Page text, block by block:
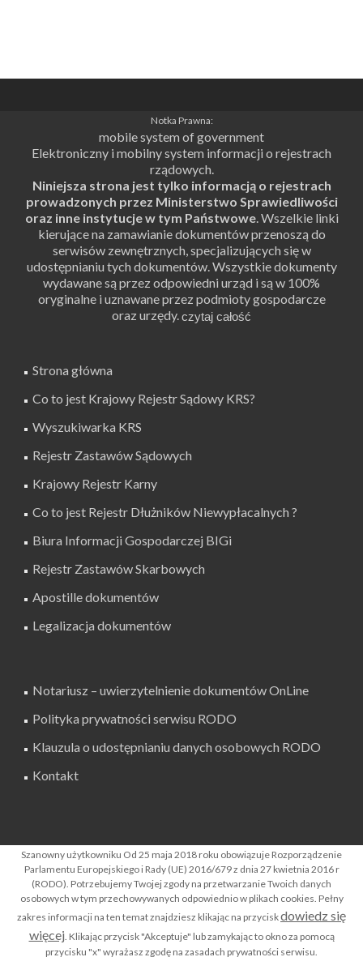
Notka Prawna:
mobile system of government
Elektroniczny i mobilny system informacji o rejestrach
rządowych.
Niniejsza strona jest tylko informacją o rejestrach
prowadzonych przez Ministerstwo Sprawiedliwości
oraz inne instytucje w tym Państwowe. Wszelkie linki
kierujące na zamawianie dokumentów przenoszą do
serwisów zewnętrznych, specjalizujących się w
udostępnianiu tych dokumentów. Wszystkie dokumenty
wydawane są przez odpowiedni urząd i są w 100%
oryginalne i uznawane przez podmioty gospodarcze
oraz urzędy.
Strona główna
Co to jest Krajowy Rejestr Sądowy KRS?
Wyszukiwarka KRS
Rejestr Zastawów Sądowych
Krajowy Rejestr Karny
Co to jest Rejestr Dłużników Niewypłacalnych ?
Biura Informacji Gospodarczej BIGi
Rejestr Zastawów Skarbowych
Apostille dokumentów
Legalizacja dokumentów
Notariusz – uwierzytelnienie dokumentów OnLine
Polityka prywatności serwisu RODO
Klauzula o udostępnianiu danych osobowych RODO
Kontakt
SZUKAJ W SERWISIE
Szanowny użytkowniku Od 25 maja 2018 roku obowiązuje Rozporządzenie
Parlamentu Europejskiego i Rady (UE) 2016/679 z dnia 27 kwietnia 2016 r
(RODO). Potrzebujemy Twojej zgody na przetwarzanie Twoich danych
osobowych w tym przechowywanych odpowiednio w plikach cookies. Pełny
zakres informacji na ten temat znajdziesz klikając na przyciskdowiedz się
więcej. Klikając przycisk "Akceptuje" lub zamykając to okno za pomocą
przycisku "x" wyrażasz zgodę na zasadach prywatności serwisu.